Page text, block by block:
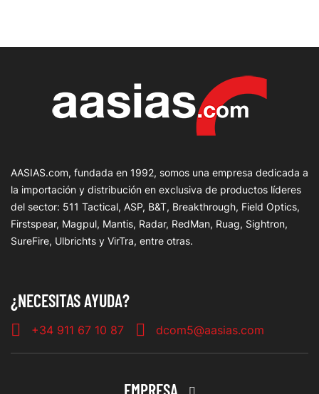
AASIAS.com, fundada en 1992, somos una empresa dedicada a
la importación y distribución en exclusiva de productos líderes
del sector: 511 Tactical, ASP, B&T, Breakthrough, Field Optics,
Firstspear, Magpul, Mantis, Radar, RedMan, Ruag, Sightron,
SureFire, Ulbrichts y VirTra, entre otras.
¿NECESITAS AYUDA?
+34 911 67 10 87 dcom5@aasias.com